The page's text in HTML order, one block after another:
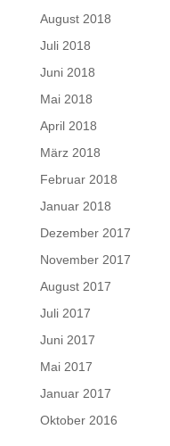
August 2018
Juli 2018
Juni 2018
Mai 2018
April 2018
März 2018
Februar 2018
Januar 2018
Dezember 2017
November 2017
August 2017
Juli 2017
Juni 2017
Mai 2017
Januar 2017
Oktober 2016